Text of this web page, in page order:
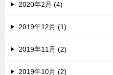
2020年2月 (4)
2019年12月 (1)
2019年11月 (2)
2019年10月 (2)